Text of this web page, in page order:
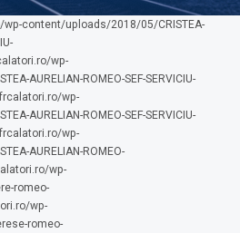
content/uploads/2018/05/CRISTEA-
wp-
AURELIAN-ROMEO-SEF-SERVICIU-
wp-
AURELIAN-ROMEO-SEF-SERVICIU-
wp-
AURELIAN-ROMEO-
wp-
romeo-
wp-
romeo-